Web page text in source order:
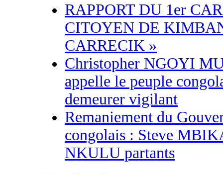
RAPPORT DU 1er
CITOYEN DE
CARRECIK »
Christopher NGOYI
appelle le peuple
demeurer vigilant
Remaniement du
congolais : Steve
NKULU partants